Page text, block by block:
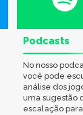
Podcasts
No nosso
você pode
análise dos
uma sugestão
escalação